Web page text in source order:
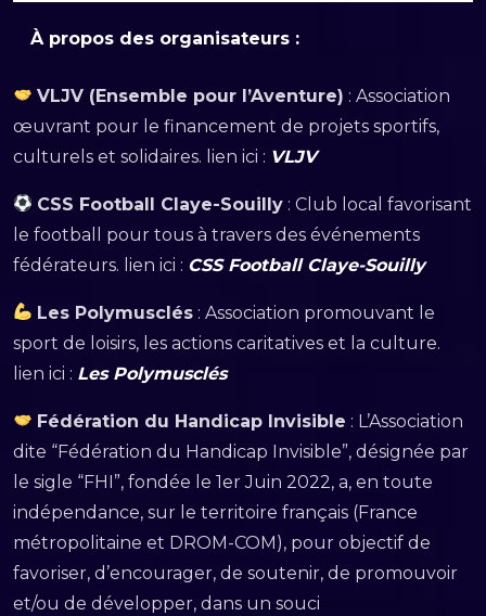
À propos des organisateurs :
VLJV (Ensemble pour l’Aventure) : Association
œuvrant pour le financement de projets sportifs,
culturels et solidaires. lien ici : VLJV
CSS Football Claye-Souilly : Club local favorisant
le football pour tous à travers des événements
fédérateurs. lien ici : CSS Football Claye-Souilly
Les Polymusclés : Association promouvant le
sport de loisirs, les actions caritatives et la culture.
lien ici : Les Polymusclés
Fédération du Handicap Invisible : L’Association
dite “Fédération du Handicap Invisible”, désignée par
le sigle “FHI”, fondée le 1er Juin 2022, a, en toute
indépendance, sur le territoire français (France
métropolitaine et DROM-COM), pour objectif de
favoriser, d’encourager, de soutenir, de promouvoir
et/ou de développer, dans un souci